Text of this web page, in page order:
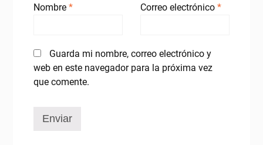
Nombre * Correo electrónico *
Guarda mi nombre, correo electrónico y
web en este navegador para la próxima vez
que comente.